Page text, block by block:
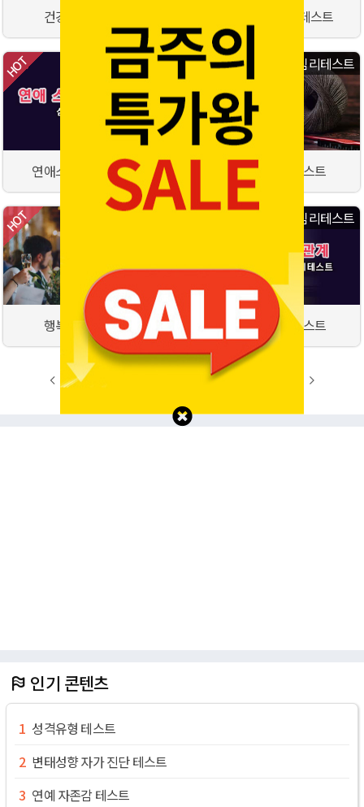
건강관리법 테스트 꽃으로 보는 심리테스트
심리테스트
연애스타일 심리테스트
심리테스트
인간관계 심리테스트
심리테스트
행복도 심리테스트
심리테스트
대인관계 심리테스트
1 7
인기 콘텐츠
성격유형 테스트
변태성향 자가 진단 테스트
연예 자존감 테스트